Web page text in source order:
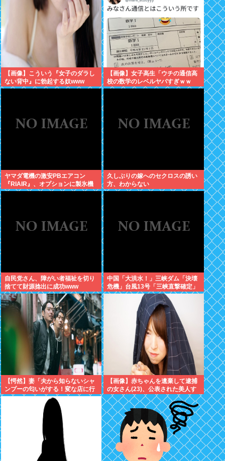
【画像】こういう『女子のダラし
ない背中』に勃起する奴www
【画像】女子高生「ウチの通信高
校の数学のレベルヤバすぎｗｗ
ｗ」
ヤマダ電機の激安PBエアコン
『RIAIR』、オプションに製氷機
能も付いてた模様www
久しぶりの嫁へのセクロスの誘い
方、わからない
自民党さん、障がい者福祉を切り
捨てて財源捻出に成功www
中国「大洪水！」三峡ダム「決壊
危機」台風13号「三峡直撃確定」
日本「最も強い勢力で接近！（伊
勢湾台風級」台風13号と15号「中
国本土でぶつかり合う（前代未
【愕然】妻「夫から知らないシャ
ンプーの匂いがする！変な店に行
ってるに違いない！！！」探偵
「調べたところ･･･」⇒結果ｗｗ
【画像】赤ちゃんを遺棄して逮捕
の女さん(23)、公表された美人す
ぎるご尊顔がこちら⇒www